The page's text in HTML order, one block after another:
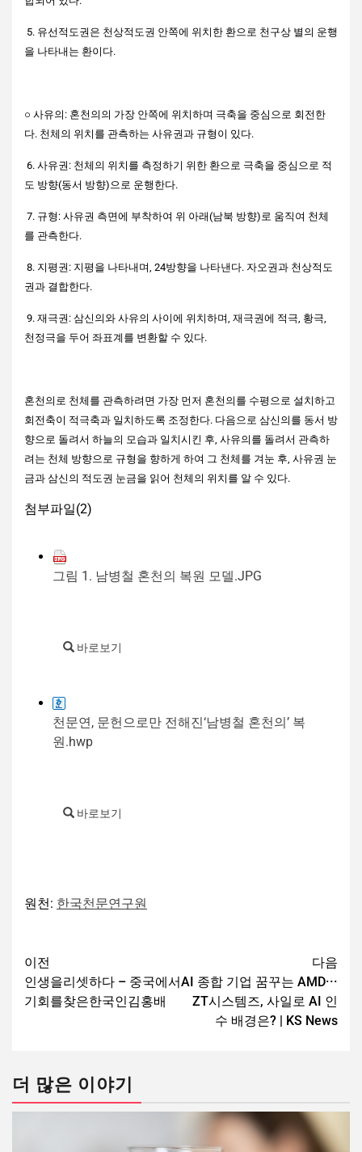
5. 유선적도권은 천상적도권 안쪽에 위치한 환으로 천구상 별의 운행
을 나타내는 환이다.
○ 사유의: 혼천의의 가장 안쪽에 위치하며 극축을 중심으로 회전한
다. 천체의 위치를 관측하는 사유권과 규형이 있다.
6. 사유권: 천체의 위치를 측정하기 위한 환으로 극축을 중심으로 적
도 방향(동서 방향)으로 운행한다.
7. 규형: 사유권 측면에 부착하여 위 아래(남북 방향)로 움직여 천체
를 관측한다.
8. 지평권: 지평을 나타내며, 24방향을 나타낸다. 자오권과 천상적도
권과 결합한다.
9. 재극권: 삼신의와 사유의 사이에 위치하며, 재극권에 적극, 황극,
천정극을 두어 좌표계를 변환할 수 있다.
혼천의로 천체를 관측하려면 가장 먼저 혼천의를 수평으로 설치하고
회전축이 적극축과 일치하도록 조정한다. 다음으로 삼신의를 동서 방
향으로 돌려서 하늘의 모습과 일치시킨 후, 사유의를 돌려서 관측하
려는 천체 방향으로 규형을 향하게 하여 그 천체를 겨눈 후, 사유권 눈
금과 삼신의 적도권 눈금을 읽어 천체의 위치를 알 수 있다.
첨부파일(2)
그림 1. 남병철 혼천의 복원 모델.JPG
바로보기
천문연, 문헌으로만 전해진‘남병철 혼천의’ 복
원.hwp
바로보기
원천: 한국천문연구원
이전
인생을리셋하다 – 중국에서
기회를찾은한국인김홍배
다음
AI 종합 기업 꿈꾸는 AMD···
ZT시스템즈, 사일로 AI 인
수 배경은? | KS News
더 많은 이야기